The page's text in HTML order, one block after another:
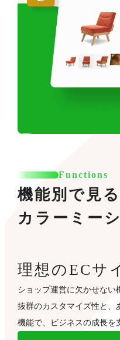
Functions
機能別で見る
カラーミー
理想のECサ
ショップ運営に欠かせない
抜群のカスタマイズ性と、
機能で、ビジネスの成長を